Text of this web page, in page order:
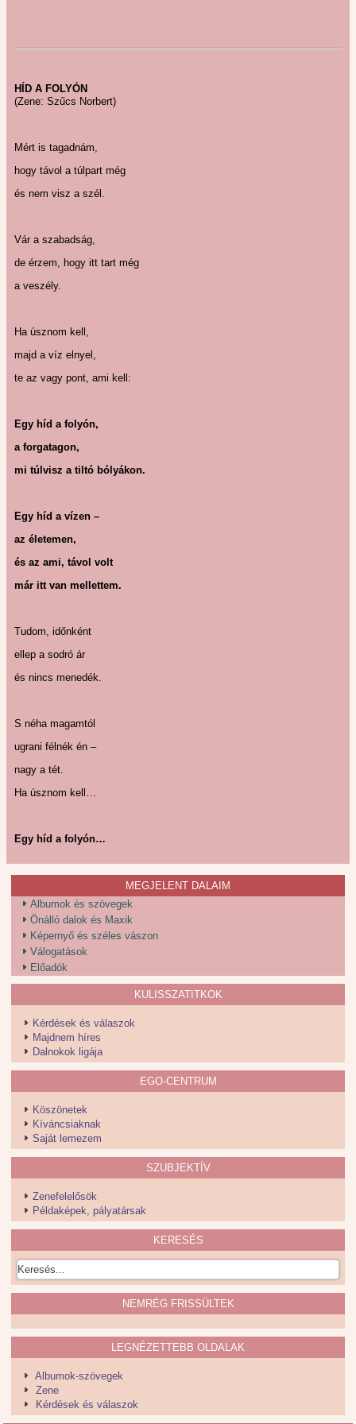
HÍD A FOLYÓN
(Zene: Szűcs Norbert)
Mért is tagadnám,
hogy távol a túlpart még
és nem visz a szél.
Vár a szabadság,
de érzem, hogy itt tart még
a veszély.
Ha úsznom kell,
majd a víz elnyel,
te az vagy pont, ami kell:
Egy híd a folyón,
a forgatagon,
mi túlvisz a tiltó bólyákon.
Egy híd a vízen –
az életemen,
és az ami, távol volt
már itt van mellettem.
Tudom, időnként
ellep a sodró ár
és nincs menedék.
S néha magamtól
ugrani félnék én –
nagy a tét.
Ha úsznom kell…
Egy híd a folyón…
MEGJELENT DALAIM
Albumok és szövegek
Önálló dalok és Maxik
Képernyő és széles vászon
Válogatások
Előadók
KULISSZATITKOK
Kérdések és válaszok
Majdnem híres
Dalnokok ligája
EGO-CENTRUM
Köszönetek
Kíváncsiaknak
Saját lemezem
SZUBJEKTÍV
Zenefelelősök
Példaképek, pályatársak
KERESÉS
NEMRÉG FRISSÜLTEK
LEGNÉZETTEBB OLDALAK
Albumok-szövegek
Zene
Kérdések és válaszok